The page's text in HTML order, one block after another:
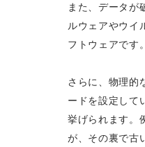
また、データが
ルウェアやウイ
フトウェアです
さらに、物理的
ードを設定して
挙げられます。
が、その裏で古